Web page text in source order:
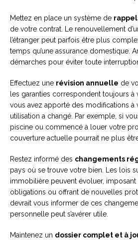
Mettez en place un système de
de votre contrat. Le renouvellement
l’étranger peut parfois être plus
temps qu’une assurance domestique.
démarches pour éviter toute
Effectuez une révision annuelle de
les garanties correspondent toujours à
vous avez apporté des modifications à
utilisation a changé. Par exemple, si
piscine ou commencé à louer votre
couverture actuelle pourrait ne plus
Restez informé des changements
pays où se trouve votre bien. Les lois
immobilière peuvent évoluer,
obligations ou offrant de nouvelles
devrait vous informer de ces
personnelle peut s’avérer utile.
Maintenez un dossier complet et à